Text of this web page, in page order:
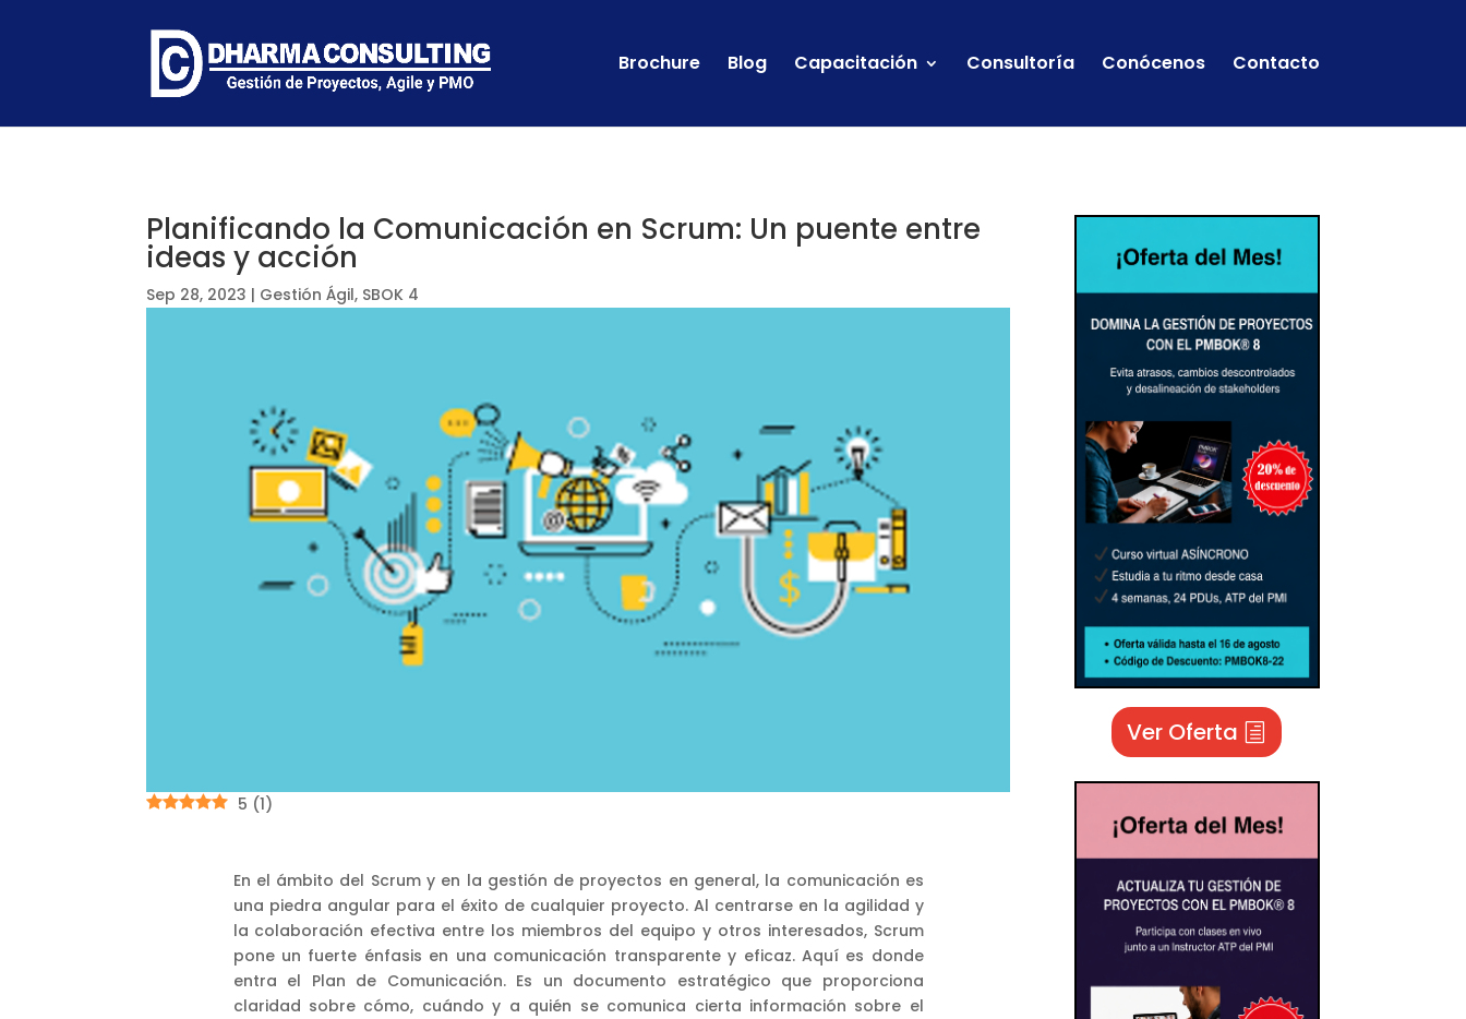
Brochure Blog Capacitación Consultoría Conócenos Contacto
Planificando la Comunicación en Scrum: Un puente entre
ideas y acción
Sep 28, 2023 | Gestión Ágil, SBOK 4
5 (1)
En el ámbito del Scrum y en la gestión de proyectos en general, la comunicación es
una piedra angular para el éxito de cualquier proyecto. Al centrarse en la agilidad y
la colaboración efectiva entre los miembros del equipo y otros interesados, Scrum
pone un fuerte énfasis en una comunicación transparente y eficaz. Aquí es donde
entra el Plan de Comunicación. Es un documento estratégico que proporciona
claridad sobre cómo, cuándo y a quién se comunica cierta información sobre el
Ver Oferta